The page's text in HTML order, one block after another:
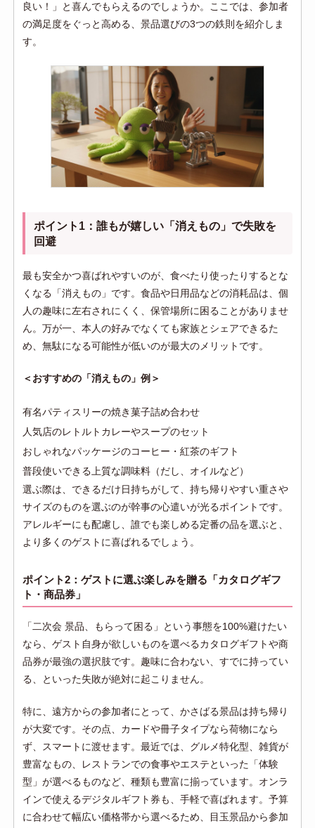
良い！」と喜んでもらえるのでしょうか。ここでは、参加者
の満足度をぐっと高める、景品選びの3つの鉄則を紹介しま
す。
ポイント1：誰もが嬉しい「消えもの」で失敗を
回避
最も安全かつ喜ばれやすいのが、食べたり使ったりするとな
くなる「消えもの」です。食品や日用品などの消耗品は、個
人の趣味に左右されにくく、保管場所に困ることがありませ
ん。万が一、本人の好みでなくても家族とシェアできるた
め、無駄になる可能性が低いのが最大のメリットです。
＜おすすめの「消えもの」例＞
有名パティスリーの焼き菓子詰め合わせ
人気店のレトルトカレーやスープのセット
おしゃれなパッケージのコーヒー・紅茶のギフト
普段使いできる上質な調味料（だし、オイルなど）
選ぶ際は、できるだけ日持ちがして、持ち帰りやすい重さや
サイズのものを選ぶのが幹事の心遣いが光るポイントです。
アレルギーにも配慮し、誰でも楽しめる定番の品を選ぶと、
より多くのゲストに喜ばれるでしょう。
ポイント2：ゲストに選ぶ楽しみを贈る「カタログギフ
ト・商品券」
「二次会 景品、もらって困る」という事態を100%避けたい
なら、ゲスト自身が欲しいものを選べるカタログギフトや商
品券が最強の選択肢です。趣味に合わない、すでに持ってい
る、といった失敗が絶対に起こりません。
特に、遠方からの参加者にとって、かさばる景品は持ち帰り
が大変です。その点、カードや冊子タイプなら荷物になら
ず、スマートに渡せます。最近では、グルメ特化型、雑貨が
豊富なもの、レストランでの食事やエステといった「体験
型」が選べるものなど、種類も豊富に揃っています。オンラ
インで使えるデジタルギフト券も、手軽で喜ばれます。予算
に合わせて幅広い価格帯から選べるため、目玉景品から参加